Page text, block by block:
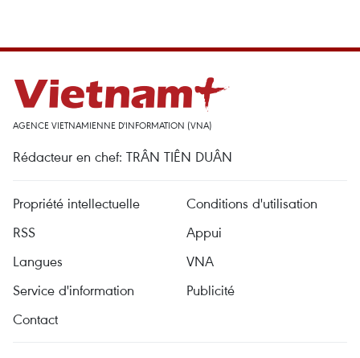
AGENCE VIETNAMIENNE D'INFORMATION (VNA)
Rédacteur en chef: TRÂN TIÊN DUÂN
Propriété intellectuelle
Conditions d'utilisation
RSS
Appui
Langues
VNA
Service d'information
Publicité
Contact